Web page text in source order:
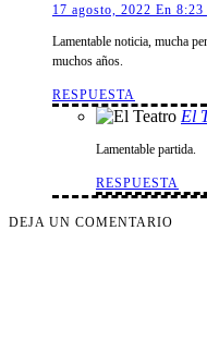
17 agosto, 2022 En 8:23
Lamentable noticia, mucha
muchos años.
RESPUESTA
El
Lamentable partida.
RESPUESTA
DEJA UN COMENTARIO